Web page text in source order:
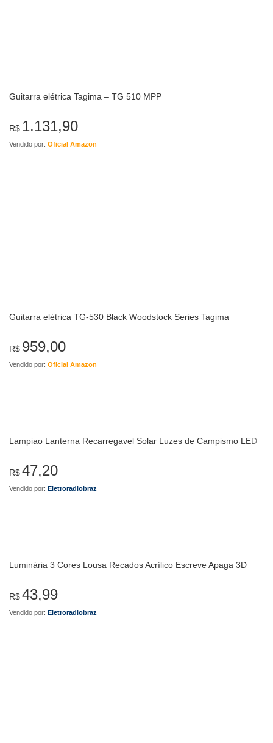
Guitarra elétrica Tagima – TG 510 MPP
R$ 1.131,90
Vendido por: Oficial Amazon
Guitarra elétrica TG-530 Black Woodstock Series Tagima
R$ 959,00
Vendido por: Oficial Amazon
Lampiao Lanterna Recarregavel Solar Luzes de Campismo LED
R$47,20
Vendido por: Eletroradiobraz
Luminária 3 Cores Lousa Recados Acrílico Escreve Apaga 3D
R$43,99
Vendido por: Eletroradiobraz